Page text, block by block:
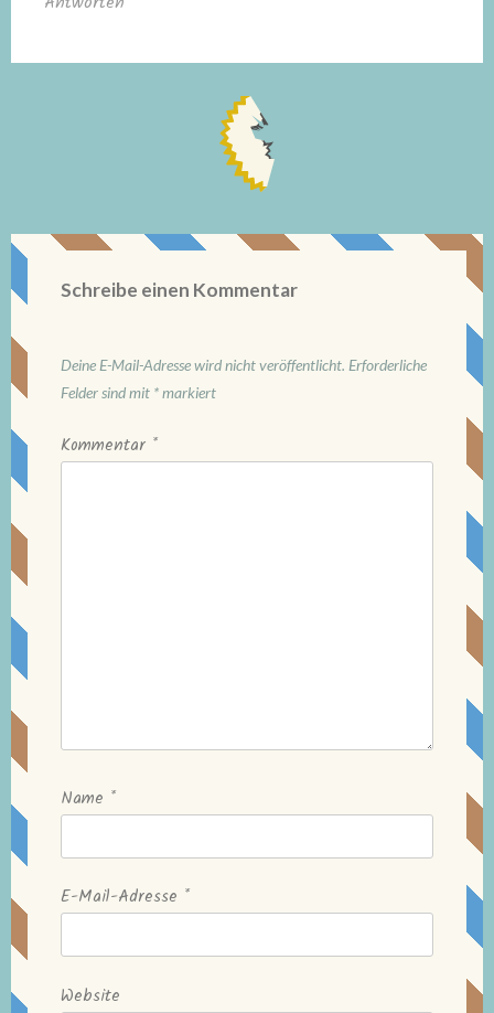
Schreibe einen Kommentar
Deine E-Mail-Adresse wird nicht veröffentlicht. Erforderliche
Felder sind mit *markiert
Kommentar *
Name *
E-Mail-Adresse *
Website